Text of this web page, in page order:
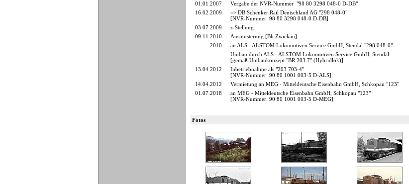
01.01.2007
Vergabe der NVR-Nummer "98 80 3298 048-0 D-DB"
16.02.2009
=> DB Schenker Rail Deutschland AG "298 048-0"
[NVR-Nummer: 98 80 3298 048-0 D-DB]
03.07.2009
z-Stellung
09.11.2010
Ausmusterung [Bh Zwickau]
__.__.2010
an ALS - ALSTOM Lokomotiven Service GmbH, Stendal "298 048-0"
Umbau durch ALS - ALSTOM Lokomotiven Service GmbH, Stendal
[gemäß Umbaukonzept "BR 203.7" (Hybridlok)]
13.04.2012
Inbetriebnahme als "203 703-4"
[NVR-Nummer: 90 80 1001 003-5 D-ALS]
14.04.2012
Vermietung an MEG - Mitteldeutsche Eisenbahn GmbH, Schkopau "123"
01.07.2018
an MEG - Mitteldeutsche Eisenbahn GmbH, Schkopau "123"
[NVR-Nummer: 90 80 1001 003-5 D-MEG]
Fotos